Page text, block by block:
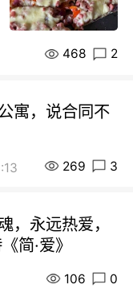
468 2
寓，说合同不
269 3
，永远热爱，
简·爱》
106 0